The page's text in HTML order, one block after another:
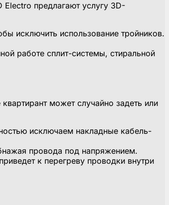
Electro предлагают услугу 3D-
исключить использование тройников.
работе сплит-системы, стиральной
может случайно задеть или
исключаем накладные кабель-
провода под напряжением.
к перегреву проводки внутри